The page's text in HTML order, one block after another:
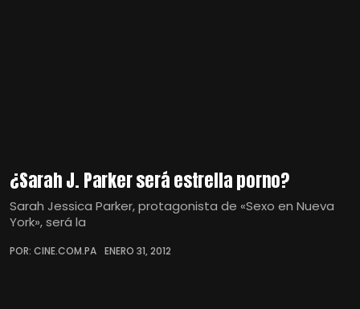
¿Sarah J. Parker será estrella porno?
Sarah Jessica Parker, protagonista de «Sexo en Nueva
York», será la
POR: CINE.COM.PA ENERO 31, 2012